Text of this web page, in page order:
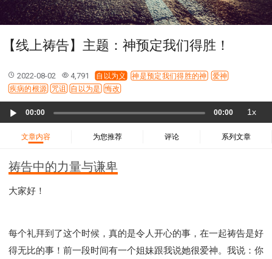
15 以斯拉记
16 尼希米记 17 以斯帖记
18 约伯记
19 诗篇
20 箴言 21 传道书
23 以赛亚书
25 耶利米哀歌
27 但以理书
28 何西阿书
33 弥迦书
34 那鸿书 35 哈巴谷书
36 西番雅书
37 哈该书
38 撒迦利亚书
40 马太福音
41 马可福音
42 路加福音
43 约翰福音
44 使徒行传
49 以弗所书
50 腓利比书
52 帖撒罗尼迦前书
【线上祷告】主题：神预定我们得胜！
2022-08-02 4,791 自以为义 神是预定我们得胜的神
爱神
疾病的根源
咒诅 自以为是 悔改
Player
00:00 00:00 1x
文章内容 为您推荐 评论 系列文章
祷告中的力量与谦卑
大家好！
每个礼拜到了这个时候，真的是令人开心的事，在一起祷告是好
得无比的事！前一段时间有一个姐妹跟我说她很爱神。我说：你